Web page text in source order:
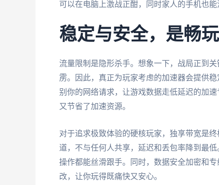
可以在电脑上激战正酣，同时家人的手机也能
稳定与安全，是畅
流量限制是隐形杀手。想象一下，战局正到
雳。因此，真正为玩家考虑的加速器会提供
别你的网络请求，让游戏数据走低延迟的加
又节省了加速资源。
对于追求极致体验的硬核玩家，独享带宽是
道，不与任何人共享，延迟和丢包率降到最
操作都能丝滑跟手。同时，数据安全加密和
改，让你玩得既痛快又安心。